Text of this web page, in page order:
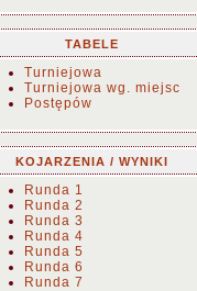
TABELE
Turniejowa
Turniejowa wg. miejsc
Postępów
KOJARZENIA / WYNIKI
Runda 1
Runda 2
Runda 3
Runda 4
Runda 5
Runda 6
Runda 7